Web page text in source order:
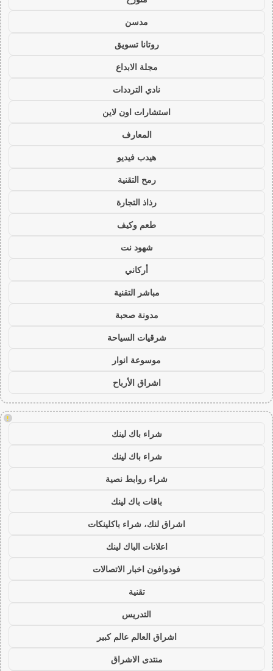
مدسن
روتانا تسويق
مجلة الابداع
نادي الترددات
استشارات اون لاين
المعارف
هيدب فيديو
رمح التقنية
رذاذ التجارة
طعم وكيف
شهود نت
أركاني
مباشر التقنية
مدونة صحبة
شرقيات السياحة
موسوعة انوار
اشراق الأرباح
!
شراء باك لينك
شراء باك لينك
شراء روابط نصية
باقات باك لينك
اشراق لنك، شراء باكلينكات
اعلانات الباك لينك
فودوافون اخبار الاتصالات
تقنية
التدريس
اشراق العالم عالم كبير
منتدى الاشراق